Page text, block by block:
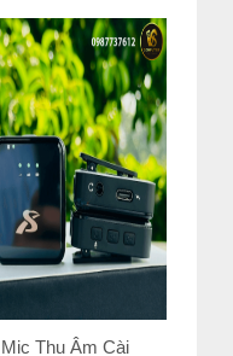
Mic Thu Âm Cài